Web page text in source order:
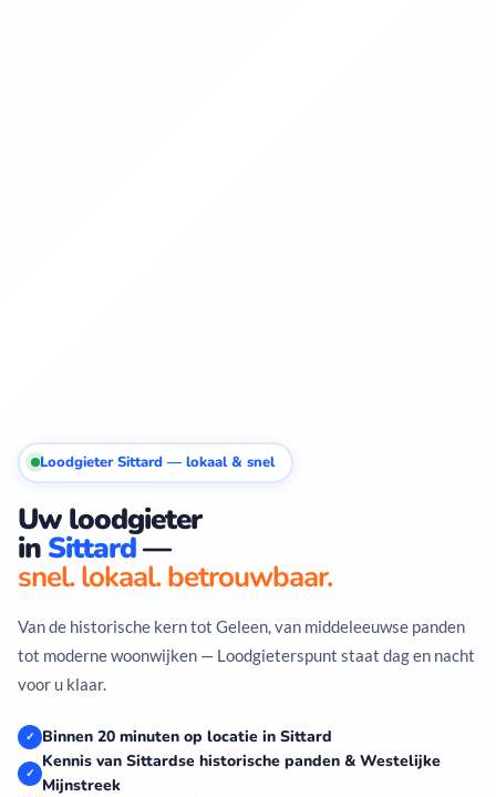
Loodgieter Sittard — lokaal & snel
Uw loodgieter
in Sittard—
snel. lokaal. betrouwbaar.
Van de historische kern tot Geleen, van middeleeuwse panden
tot moderne woonwijken — Loodgieterspunt staat dag en nacht
voor u klaar.
✓ Binnen 20 minuten op locatie in Sittard
✓
Kennis van Sittardse historische panden & Westelijke
Mijnstreek